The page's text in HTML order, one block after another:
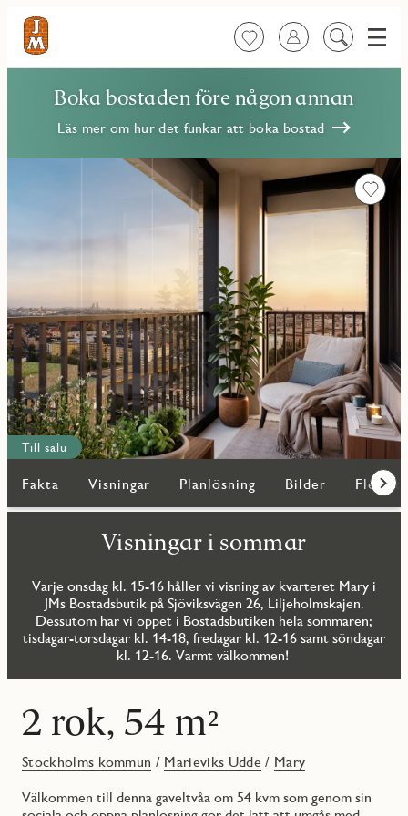
FavoriterLogga in
Sök
Meny
Boka bostaden före någon annan
Läs mer om hur det funkar att boka bostad
Till salu
Fakta Visningar Planlösning Bilder Fler
Visningar i sommar
Varje onsdag kl. 15-16 håller vi visning av kvarteret Mary i
JMs Bostadsbutik på Sjöviksvägen 26, Liljeholmskajen.
Dessutom har vi öppet i Bostadsbutiken hela sommaren;
tisdagar-torsdagar kl. 14-18, fredagar kl. 12-16 samt söndagar
kl. 12-16. Varmt välkommen!
2 rok, 54 m²
Stockholms kommun / Marieviks Udde / Mary
Välkommen till denna gaveltvåa om 54 kvm som genom sin